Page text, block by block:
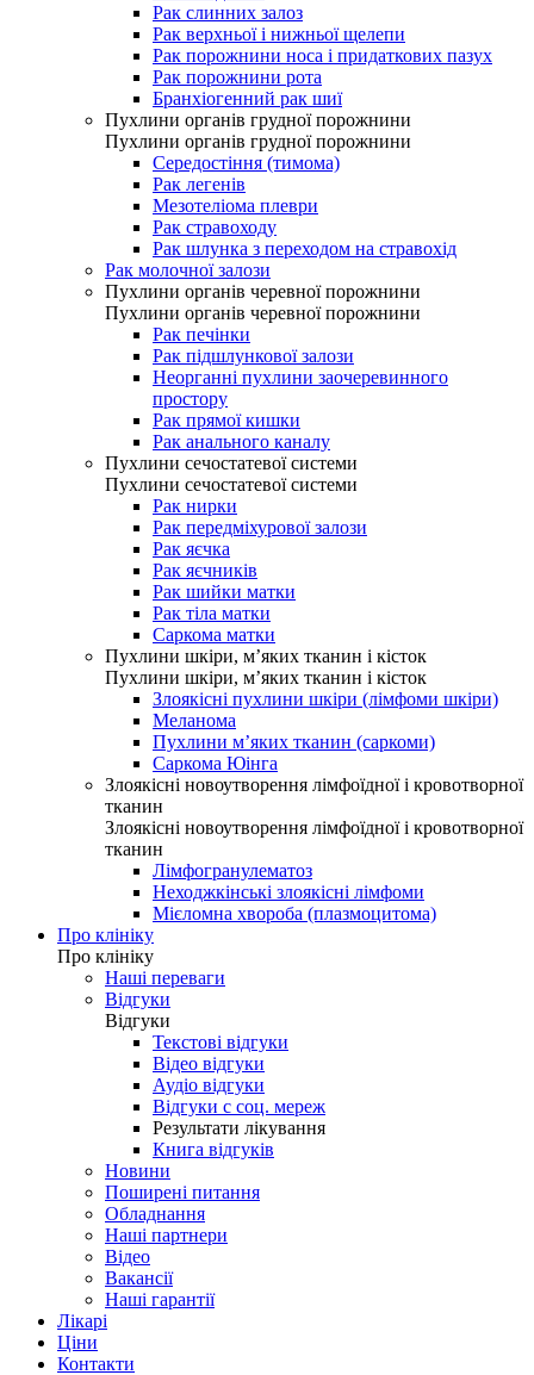
Рак слинних залоз
Рак верхньої і нижньої щелепи
Рак порожнини носа і придаткових пазух
Рак порожнини рота
Бранхіогенний рак шиї
Пухлини органів грудної порожнини
Пухлини органів грудної порожнини
Середостіння (тимома)
Рак легенів
Мезотеліома плеври
Рак стравоходу
Рак шлунка з переходом на стравохід
Рак молочної залози
Пухлини органів черевної порожнини
Пухлини органів черевної порожнини
Рак печінки
Рак підшлункової залози
Неорганні пухлини заочеревинного
простору
Рак прямої кишки
Рак анального каналу
Пухлини сечостатевої системи
Пухлини сечостатевої системи
Рак нирки
Рак передміхурової залози
Рак яєчка
Рак яєчників
Рак шийки матки
Рак тіла матки
Саркома матки
Пухлини шкіри, м’яких тканин і кісток
Пухлини шкіри, м’яких тканин і кісток
Злоякісні пухлини шкіри (лімфоми шкіри)
Меланома
Пухлини м’яких тканин (саркоми)
Саркома Юінга
Злоякісні новоутворення лімфоїдної і кровотворної
тканин
Злоякісні новоутворення лімфоїдної і кровотворної
тканин
Лімфогранулематоз
Неходжкінські злоякісні лімфоми
Мієломна хвороба (плазмоцитома)
Про клініку
Про клініку
Наші переваги
Відгуки
Відгуки
Текстові відгуки
Відео відгуки
Аудіо відгуки
Відгуки с соц. мереж
Результати лікування
Книга відгуків
Новини
Поширені питання
Обладнання
Наші партнери
Відео
Вакансії
Наші гарантії
Лікарі
Ціни
Контакти